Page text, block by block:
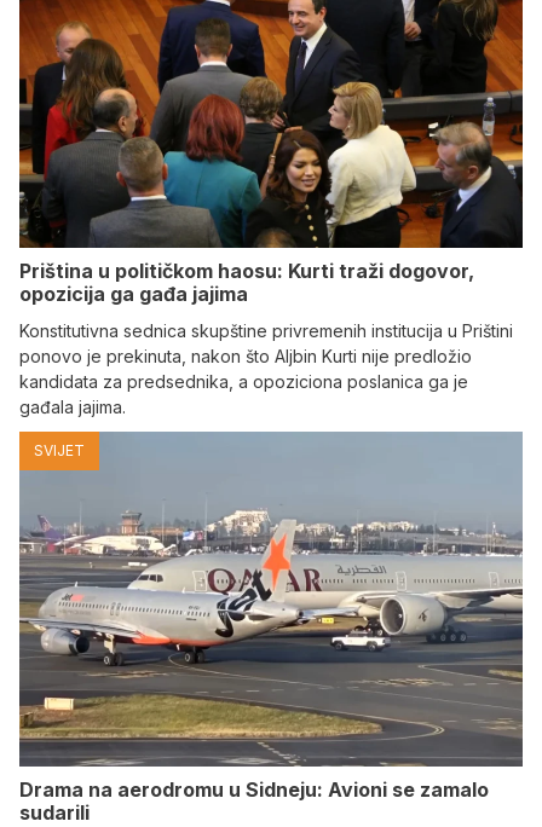
Priština u političkom haosu: Kurti traži dogovor,
opozicija ga gađa jajima
Konstitutivna sednica skupštine privremenih institucija u Prištini
ponovo je prekinuta, nakon što Aljbin Kurti nije predložio
kandidata za predsednika, a opoziciona poslanica ga je
gađala jajima.
SVIJET
Drama na aerodromu u Sidneju: Avioni se zamalo
sudarili